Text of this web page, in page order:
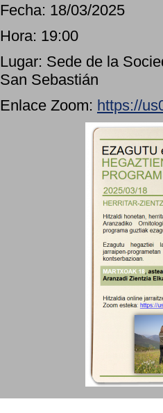
Fecha: 18/03/2025
Hora: 19:00
Lugar: Sede de la
San Sebastián
Enlace Zoom: https://